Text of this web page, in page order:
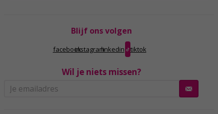
Blijf ons volgen
facebookinstagramlinkedin tiktok
Wil je niets missen?